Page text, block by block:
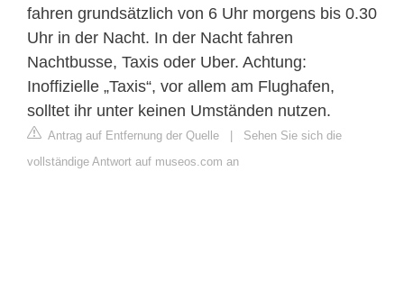
fahren grundsätzlich von 6 Uhr morgens bis 0.30
Uhr in der Nacht. In der Nacht fahren
Nachtbusse, Taxis oder Uber. Achtung:
Inoffizielle „Taxis“, vor allem am Flughafen,
solltet ihr unter keinen Umständen nutzen.
Antrag auf Entfernung der Quelle
Sehen Sie sich die
vollständige Antwort auf museos.com an